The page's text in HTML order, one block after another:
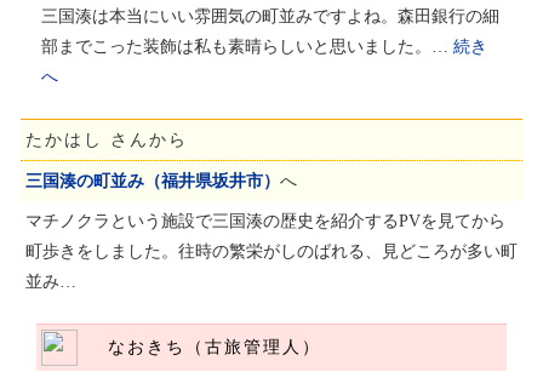
三国湊は本当にいい雰囲気の町並みですよね。森田銀行の細
部までこった装飾は私も素晴らしいと思いました。… 続き
へ
たかはし さんから
三国湊の町並み（福井県坂井市） へ
マチノクラという施設で三国湊の歴史を紹介するPVを見てから
町歩きをしました。往時の繁栄がしのばれる、見どころが多い町
並み…
なおきち（古旅管理人）